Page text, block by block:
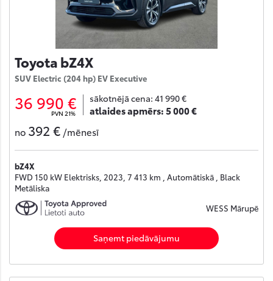
Toyota bZ4X
SUV Electric (204 hp) EV Executive
36 990 €
PVN 21%
sākotnējā cena: 41 990 €
atlaides apmērs:5 000 €
no 392 € /mēnesī
bZ4X
FWD 150 kW Elektrisks, 2023, 7 413 km , Automātiskā , Black
Metāliska
WESS Mārupē
Saņemt piedāvājumu